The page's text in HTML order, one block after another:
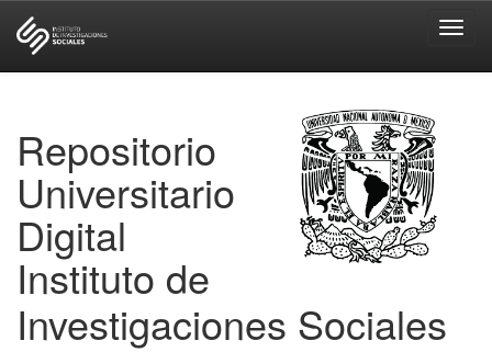
Repositorio
Universitario
Digital
Instituto de
Investigaciones Sociales